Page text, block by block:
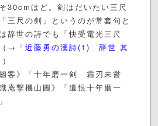
30cmほど。剣はだいたい三尺
三尺の剣」というのが常套句と
辞世の詩でも「快受電光三尺
→ 「近藤勇の漢詩(1) 辞世 其
客》「十年磨一剣 霜刃未嘗
撃機山圖》「遺恨十年磨一